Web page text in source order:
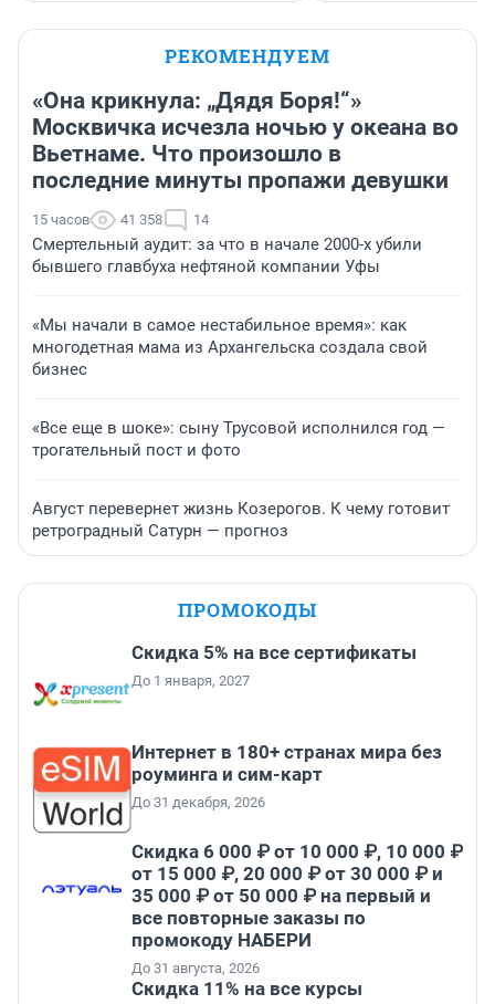
РЕКОМЕНДУЕМ
«Она крикнула: „Дядя Боря!“»
Москвичка исчезла ночью у океана во
Вьетнаме. Что произошло в
последние минуты пропажи девушки
15 часов 41 358 14
Смертельный аудит: за что в начале 2000-х убили
бывшего главбуха нефтяной компании Уфы
«Мы начали в самое нестабильное время»: как
многодетная мама из Архангельска создала свой
бизнес
«Все еще в шоке»: сыну Трусовой исполнился год —
трогательный пост и фото
Август перевернет жизнь Козерогов. К чему готовит
ретроградный Сатурн — прогноз
ПРОМОКОДЫ
Скидка 5% на все сертификаты
До 1 января, 2027
Интернет в 180+ странах мира без
роуминга и сим-карт
До 31 декабря, 2026
Скидка 6 000 ₽ от 10 000 ₽, 10 000 ₽
от 15 000 ₽, 20 000 ₽ от 30 000 ₽ и
35 000 ₽ от 50 000 ₽ на первый и
все повторные заказы по
промокоду НАБЕРИ
До 31 августа, 2026
Скидка 11% на все курсы